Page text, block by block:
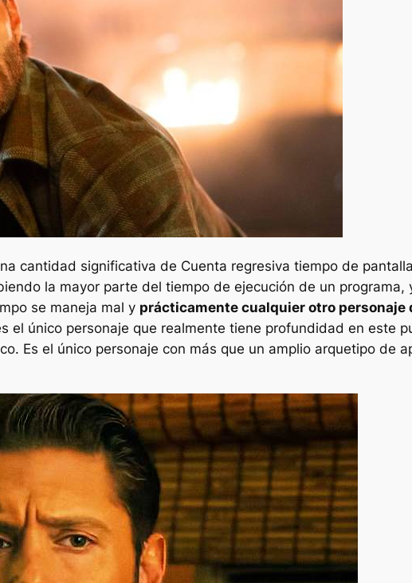
cantidad significativa de Cuenta regresiva tiempo de
la mayor parte del tiempo de ejecución de un programa,
se maneja mal y prácticamente cualquier otro personaje
el único personaje que realmente tiene profundidad en este
Es el único personaje con más que un amplio arquetipo de